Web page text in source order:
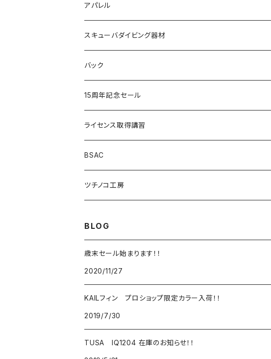
アパレル
HHヘリーハンセン
オリジナルＴシャツ
Cocoloa
ＧＵＬＬ
MOBBY'S
SUNSKI
スキューバダイビング器材
ＧＵＬＬ
Cocoloa
ＴＵＳＡ
重器材セット
アクアラング
バック
ＳＴストリームトレイル
MOBBY'S
ＴＵＳＡ
15周年記念セール
重器材セット
軽器材セット
スノーケリングセット
ライセンス取得講習
BSAC
ツチノコ工房
BLOG
歳末セール始まります！！
2020/11/27
KAILフィン プロショップ限定カラー入荷！！
2019/7/30
TUSA IQ1204 在庫のお知らせ！！